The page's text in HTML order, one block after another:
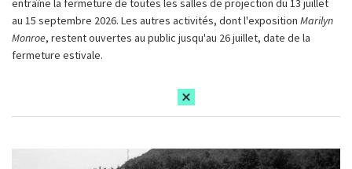
entraîne la fermeture de toutes les salles de projection du 13 juillet
au 15 septembre 2026. Les autres activités, dont l'exposition Marilyn
Monroe, restent ouvertes au public jusqu'au 26 juillet, date de la
fermeture estivale.